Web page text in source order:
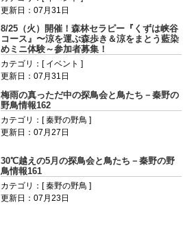
更新日：07月31日
8/25（火）開催！森林セラピー『くずは峡谷
コース』〜涼を運ぶ森歩き＆涼をまとう藍染
めミニ体験～参加者募集！
カテゴリ：[ イベント ]
更新日：07月31日
梅雨の真っただ中の探鳥会と鳥たち－秦野の
野鳥情報162
カテゴリ：[ 秦野の野鳥 ]
更新日：07月27日
30℃越えの5月の探鳥会と鳥たち－秦野の野
鳥情報161
カテゴリ：[ 秦野の野鳥 ]
更新日：07月23日